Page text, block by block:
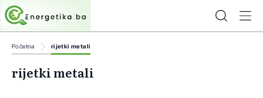
Početna rijetki metali
rijetki metali